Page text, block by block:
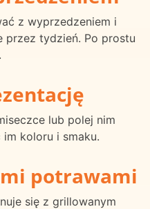
z wyprzedzeniem i
przez tydzień. Po prostu
lub polej nim
koloru i smaku.
potrawami
się z grillowanym